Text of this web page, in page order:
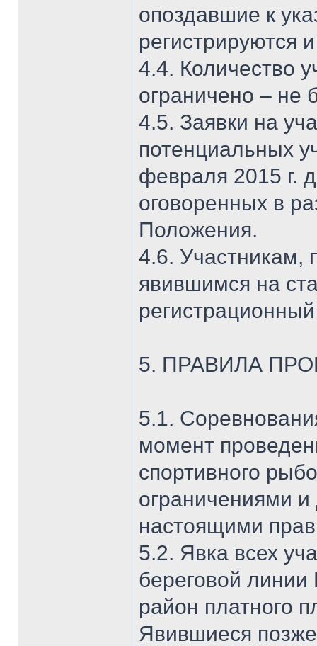
опоздавшие к
регистрируются
4.4. Количество
ограничено – не
4.5. Заявки на
потенциальных
февраля 2015 г.
оговоренных в
Положения.
4.6. Участникам,
явившимся на
5. ПРАВИЛА
5.1.
момент
спортивного
ограничениями
настоящими
5.2. Явка всех
береговой
район платного
Явившиеся